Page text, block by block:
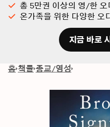
총 5만권 이상의 영/한 오
온가족을 위한 다양한 오
지금 바로
홈 책들 종교/영성